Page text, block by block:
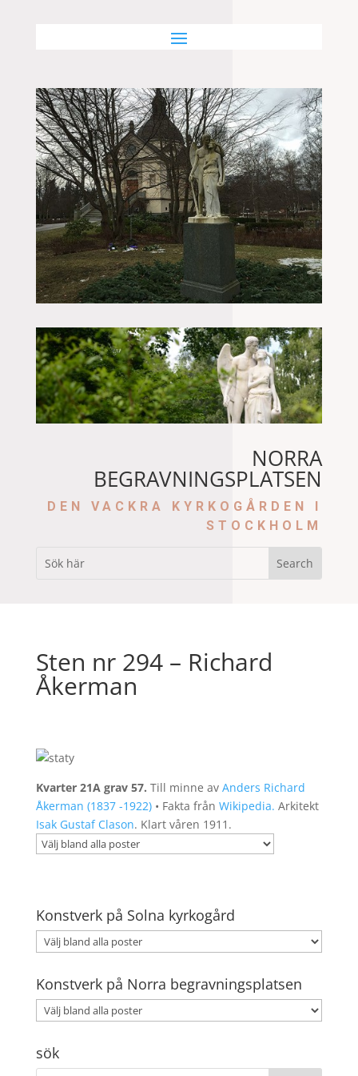
NORRA
BEGRAVNINGSPLATSEN
DEN VACKRA KYRKOGÅRDEN I
STOCKHOLM
Sten nr 294 – Richard
Åkerman
Kvarter 21A grav 57. Till minne av Anders Richard
Åkerman (1837 -1922)• Fakta från Wikipedia. Arkitekt
Isak Gustaf Clason. Klart våren 1911.
Konstverk på Solna kyrkogård
Konstverk på Norra begravningsplatsen
sök